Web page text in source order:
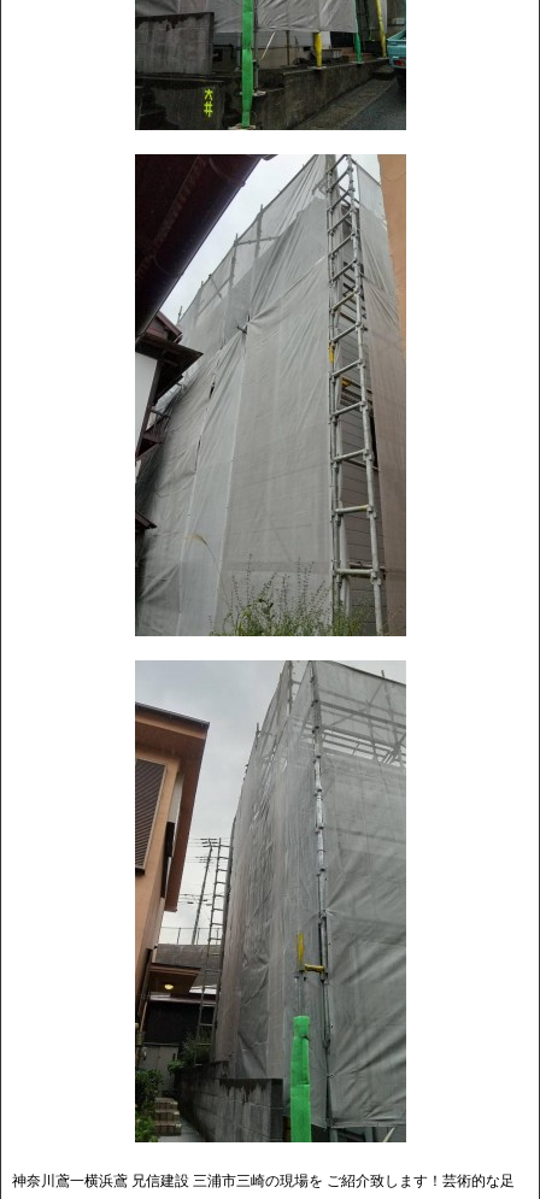
神奈川鳶一横浜鳶 兄信建設 三浦市三崎の現場を ご紹介致します！芸術的な足